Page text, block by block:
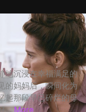
地沉浸在幸福满足的
的妈妈后，瞬间化为
起那段早已碎烂的母
... More